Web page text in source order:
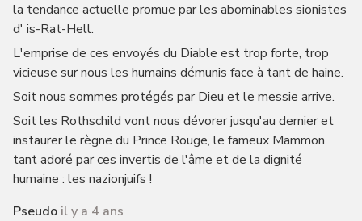
la tendance actuelle promue par les abominables sionistes
d' is-Rat-Hell.
L'emprise de ces envoyés du Diable est trop forte, trop
vicieuse sur nous les humains démunis face à tant de haine.
Soit nous sommes protégés par Dieu et le messie arrive.
Soit les Rothschild vont nous dévorer jusqu'au dernier et
instaurer le règne du Prince Rouge, le fameux Mammon
tant adoré par ces invertis de l'âme et de la dignité
humaine : les nazionjuifs !
Pseudo il y a 4 ans